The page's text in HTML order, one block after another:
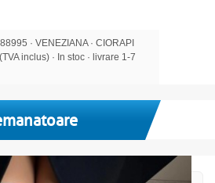
· VENEZIANA · CIORAPI
inclus) · In stoc · livrare 1-7